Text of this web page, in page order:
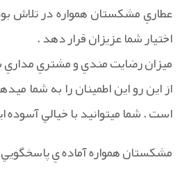
عطاري مشکستان همواره در تلاش
اختيار شما عزيزان قرار دهد .
ميزان رضايت مندي و مشتري
از اين رو اين اطمينان را به شما
است . شما ميتوانيد با خيالي
مشکستان همواره آماده ي